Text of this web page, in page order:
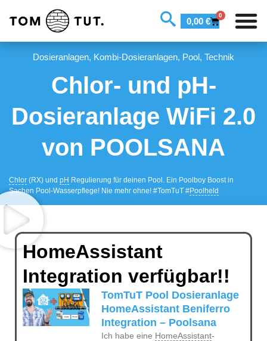
0,00 €
0
Dosieranlagen, Kombi-Dosieranlagen, Pool, Technik
Chlor- und pH-
Dosieranlage WiFi 2.0
von POOLSANA
Chlor (RX) und pH Regulierung für deinen Pool. Ein Poolboy Boost in
Sachen Pool-Wasserpflege! Nie mehr ohne! #TomTuT #Poolheld
HomeAssistant
Integration verfügbar!!
TomTuT Pool Dosieranlage
HomeAssistant Beniferro
Integration – Poolsana
Ich habe eine HomeAssistant-